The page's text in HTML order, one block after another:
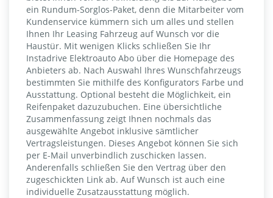
ein Rundum-Sorglos-Paket, denn die Mitarbeiter vom
Kundenservice kümmern sich um alles und stellen
Ihnen Ihr Leasing Fahrzeug auf Wunsch vor die
Haustür. Mit wenigen Klicks schließen Sie Ihr
Instadrive Elektroauto Abo über die Homepage des
Anbieters ab. Nach Auswahl Ihres Wunschfahrzeugs
bestimmten Sie mithilfe des Konfigurators Farbe und
Ausstattung. Optional besteht die Möglichkeit, ein
Reifenpaket dazuzubuchen. Eine übersichtliche
Zusammenfassung zeigt Ihnen nochmals das
ausgewählte Angebot inklusive sämtlicher
Vertragsleistungen. Dieses Angebot können Sie sich
per E-Mail unverbindlich zuschicken lassen.
Anderenfalls schließen Sie den Vertrag über den
zugeschickten Link ab. Auf Wunsch ist auch eine
individuelle Zusatzausstattung möglich.